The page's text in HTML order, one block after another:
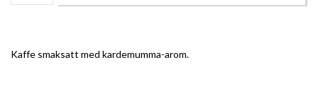
Kaffe smaksatt med kardemumma-arom.